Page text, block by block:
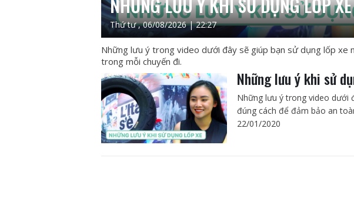
Thứ tư , 06/08/2026 | 22:27
Những lưu ý trong video dưới đây sẽ giúp bạn sử dụng lốp xe
trong mỗi chuyến đi.
Những lưu ý khi sử
Những lưu ý trong video dưới
đúng cách để đảm bảo an
22/01/2020